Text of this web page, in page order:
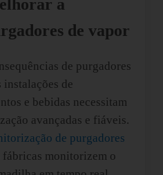
a
de vapor
de purgadores
instalações de
e bebidas necessitam
avançadas e fiáveis.
de purgadores
monitorizem o